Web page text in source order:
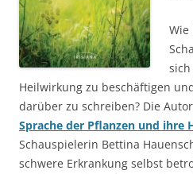
Wie
Heilwirkung zu beschäftigen
darüber zu schreiben? Die
Sprache der Pflanzen und ihre
Schauspielerin Bettina
schwere Erkrankung selbst